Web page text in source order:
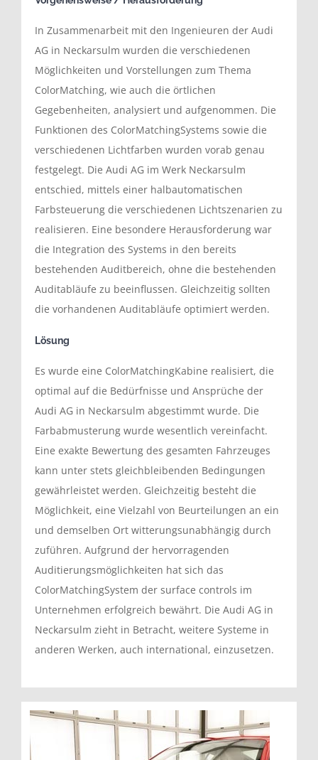
In Zusammenarbeit mit den Ingenieuren der Audi
AG in Neckarsulm wurden die verschiedenen
Möglichkeiten und Vorstellungen zum Thema
ColorMatching, wie auch die örtlichen
Gegebenheiten, analysiert und aufgenommen. Die
Funktionen des ColorMatchingSystems sowie die
verschiedenen Lichtfarben wurden vorab genau
festgelegt. Die Audi AG im Werk Neckarsulm
entschied, mittels einer halbautomatischen
Farbsteuerung die verschiedenen Lichtszenarien zu
realisieren. Eine besondere Herausforderung war
die Integration des Systems in den bereits
bestehenden Auditbereich, ohne die bestehenden
Auditabläufe zu beeinflussen. Gleichzeitig sollten
die vorhandenen Auditabläufe optimiert werden.
Lösung
Es wurde eine ColorMatchingKabine realisiert, die
optimal auf die Bedürfnisse und Ansprüche der
Audi AG in Neckarsulm abgestimmt wurde. Die
Farbabmusterung wurde wesentlich vereinfacht.
Eine exakte Bewertung des gesamten Fahrzeuges
kann unter stets gleichbleibenden Bedingungen
gewährleistet werden. Gleichzeitig besteht die
Möglichkeit, eine Vielzahl von Beurteilungen an ein
und demselben Ort witterungsunabhängig durch
zuführen. Aufgrund der hervorragenden
Auditierungsmöglichkeiten hat sich das
ColorMatchingSystem der surface controls im
Unternehmen erfolgreich bewährt. Die Audi AG in
Neckarsulm zieht in Betracht, weitere Systeme in
anderen Werken, auch international, einzusetzen.